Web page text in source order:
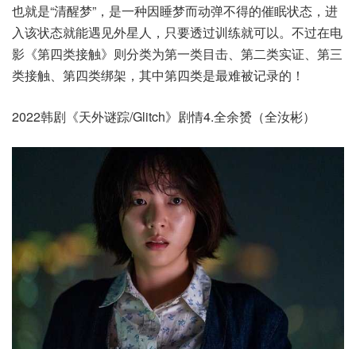
也就是“清醒梦”，是一种因睡梦而动弹不得的催眠状态，进
入该状态就能遇见外星人，只要透过训练就可以。不过在电
影《第四类接触》则分类为第一类目击、第二类实证、第三
类接触、第四类绑架，其中第四类是最难被记录的！
2022韩剧《天外谜踪/Glitch》剧情4.全余赟（全汝彬）